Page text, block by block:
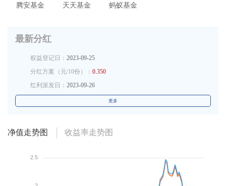
腾安基金 天天基金 蚂蚁基金
最新分红
权益登记日： 2023-09-25
分红方案（元/10份）： 0.350
红利派发日： 2023-09-26
更多
净值走势图 收益率走势图